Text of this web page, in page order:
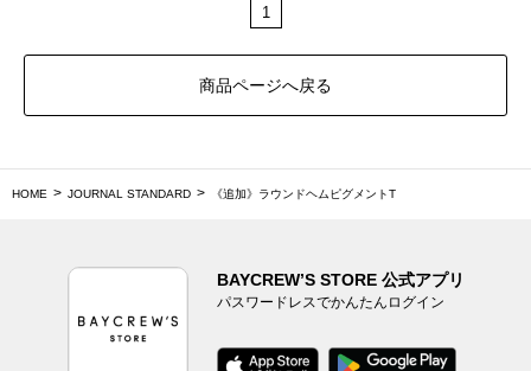
1
商品ページへ戻る
HOME JOURNAL STANDARD 《追加》ラウンドヘムピグメントT
BAYCREW’S STORE 公式アプリ
パスワードレスでかんたんログイン